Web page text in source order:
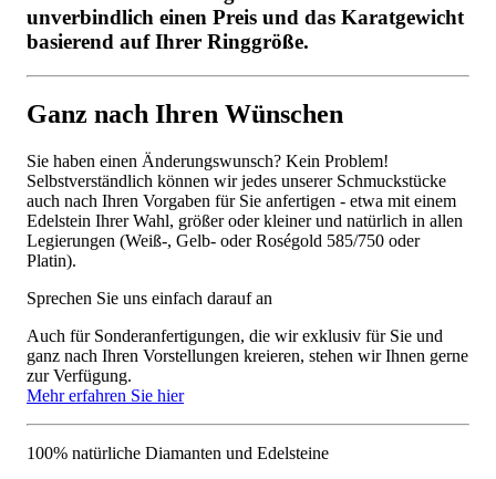
unverbindlich einen Preis und das Karatgewicht
basierend auf Ihrer Ringgröße.
Ganz nach Ihren Wünschen
Sie haben einen Änderungswunsch? Kein Problem!
Selbstverständlich können wir jedes unserer Schmuckstücke
auch nach Ihren Vorgaben für Sie anfertigen - etwa mit einem
Edelstein Ihrer Wahl, größer oder kleiner und natürlich in allen
Legierungen (Weiß-, Gelb- oder Roségold 585/750 oder
Platin).
Sprechen Sie uns einfach darauf an
Auch für Sonderanfertigungen, die wir exklusiv für Sie und
ganz nach Ihren Vorstellungen kreieren, stehen wir Ihnen gerne
zur Verfügung.
Mehr erfahren Sie hier
100% natürliche Diamanten und Edelsteine